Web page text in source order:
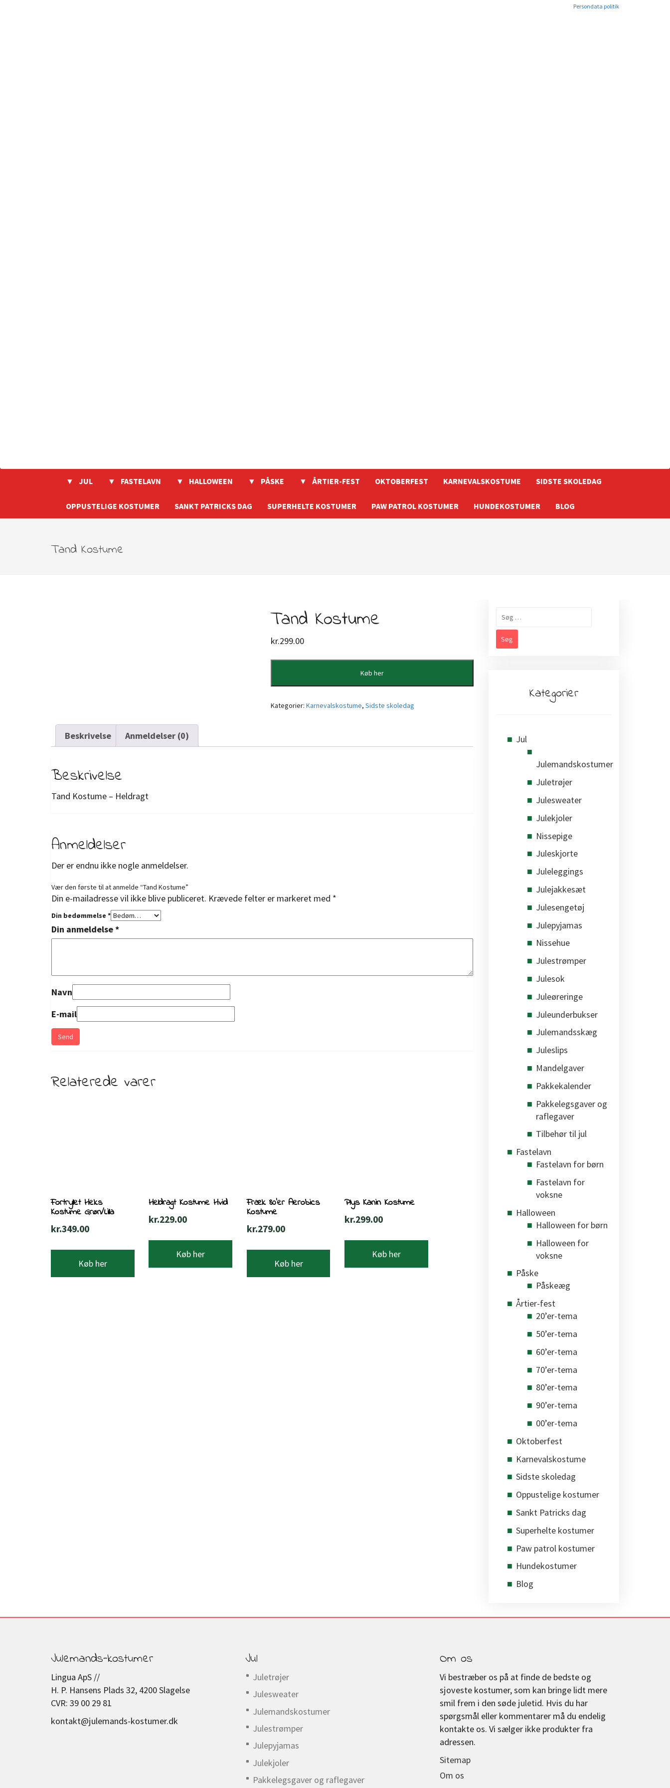
Persondata politik
JUL FASTELAVN HALLOWEEN PÅSKE ÅRTIER-FEST OKTOBERFEST KARNEVALSKOSTUME SIDSTE SKOLEDAG
OPPUSTELIGE KOSTUMER SANKT PATRICKS DAG SUPERHELTE KOSTUMER PAW PATROL KOSTUMER HUNDEKOSTUMER BLOG
Tand Kostume
Tand Kostume
kr.299.00
Køb her
Kategorier: Karnevalskostume, Sidste skoledag
Beskrivelse Anmeldelser (0)
Beskrivelse
Tand Kostume – Heldragt
Anmeldelser
Der er endnu ikke nogle anmeldelser.
Vær den første til at anmelde “Tand Kostume”
Din e-mailadresse vil ikke blive publiceret. Krævede felter er markeret med *
Din bedømmelse *
Din anmeldelse*
Navn
E-mail
Relaterede varer
Fortryllet Heks
Kostume Grøn/Lilla
kr.349.00
Køb her
Heldragt Kostume Hvid
kr.229.00
Køb her
Fræk 80’er Aerobics
Kostume
kr.279.00
Køb her
Plys Kanin Kostume
kr.299.00
Køb her
efter:
Kategorier
Jul
Julemandskostumer
Juletrøjer
Julesweater
Julekjoler
Nissepige
Juleskjorte
Juleleggings
Julejakkesæt
Julesengetøj
Julepyjamas
Nissehue
Julestrømper
Julesok
Juleøreringe
Juleunderbukser
Julemandsskæg
Juleslips
Mandelgaver
Pakkekalender
Pakkelegsgaver og
raflegaver
Tilbehør til jul
Fastelavn
Fastelavn for børn
Fastelavn for
voksne
Halloween
Halloween for børn
Halloween for
voksne
Påske
Påskeæg
Årtier-fest
20’er-tema
50’er-tema
60’er-tema
70’er-tema
80’er-tema
90’er-tema
00’er-tema
Oktoberfest
Karnevalskostume
Sidste skoledag
Oppustelige kostumer
Sankt Patricks dag
Superhelte kostumer
Paw patrol kostumer
Hundekostumer
Blog
Julemands-kostumer
Lingua ApS //
H. P. Hansens Plads 32, 4200 Slagelse
CVR: 39 00 29 81
kontakt@julemands-kostumer.dk
Jul
Juletrøjer
Julesweater
Julemandskostumer
Julestrømper
Julepyjamas
Julekjoler
Pakkelegsgaver og raflegaver
Om os
Vi bestræber os på at finde de bedste og
sjoveste kostumer, som kan bringe lidt mere
smil frem i den søde juletid. Hvis du har
spørgsmål eller kommentarer må du endelig
kontakte os. Vi sælger ikke produkter fra
adressen.
Sitemap
Om os